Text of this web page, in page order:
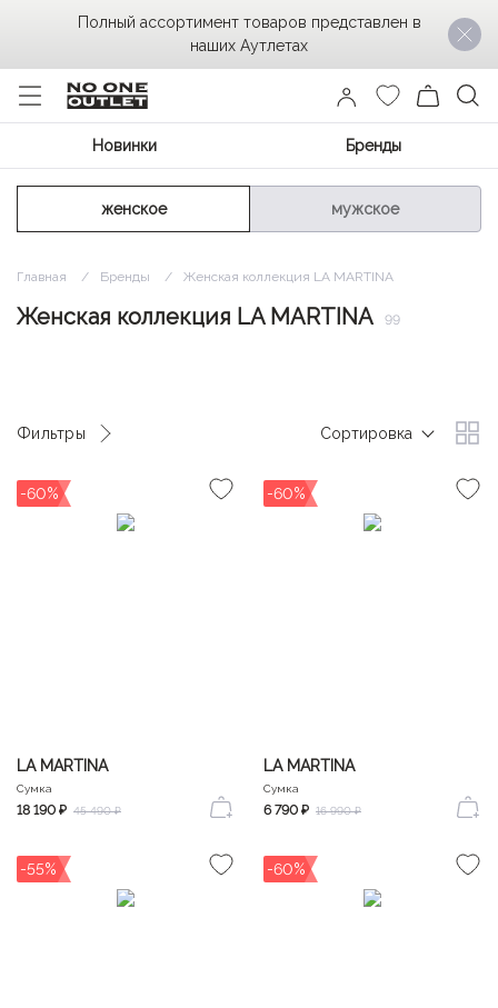
Новинки Бренды
женское мужское
Главная Бренды Женская коллекция LA MARTINA
Женская коллекция LA MARTINA 99
Фильтры Сортировка
-60%
LA MARTINA
Сумка
18 190 ₽ 45 490 ₽
-60%
LA MARTINA
Сумка
6 790 ₽ 16 990 ₽
-55% -60%
Полный ассортимент товаров представлен в
наших Аутлетах